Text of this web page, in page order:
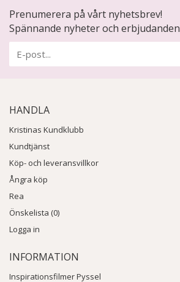
Prenumerera på vårt nyhetsbrev!
Spännande nyheter och erbjudanden
HANDLA
Kristinas Kundklubb
Kundtjänst
Köp- och leveransvillkor
Ångra köp
Rea
Önskelista (0)
Logga in
INFORMATION
Inspirationsfilmer Pyssel